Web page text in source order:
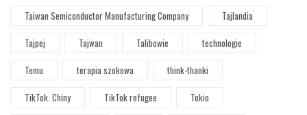
Taiwan Semiconductor Manufacturing Company
Tajlandia
Tajpej
Tajwan Talibowie
technologie
Temu
terapia szokowa
think-thanki
TikTok. Chiny
TikTok refugee
Tokio